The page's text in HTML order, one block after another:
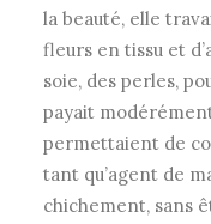
la beauté, elle
fleurs en tissu et
soie, des perles,
payait
permettaient de
tant qu’agent de
chichement, sans